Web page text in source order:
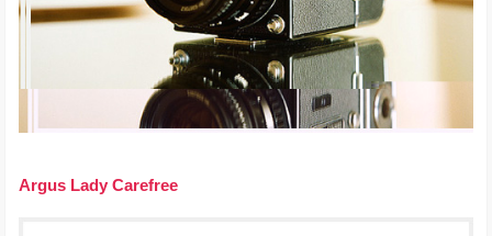
Argus Lady Carefree